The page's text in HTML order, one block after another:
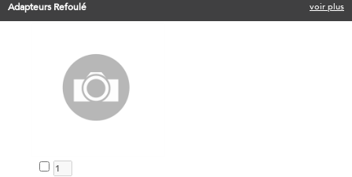
Adapteurs Refoulé voir plus